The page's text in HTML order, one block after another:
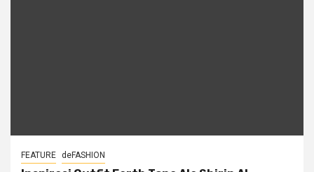
FEATURE deFASHION